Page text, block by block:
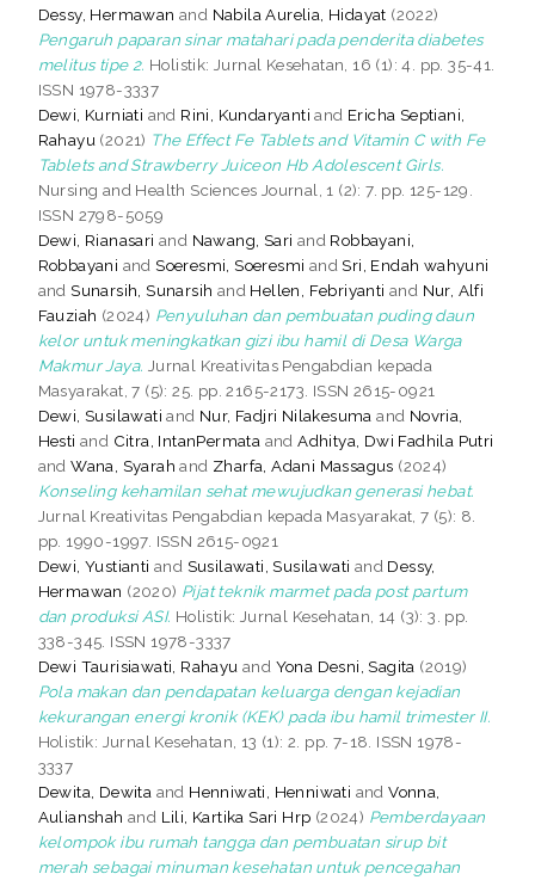
Dessy, Hermawan and Nabila Aurelia, Hidayat (2022)
Pengaruh paparan sinar matahari pada penderita diabetes
melitus tipe 2. Holistik: Jurnal Kesehatan, 16 (1): 4. pp. 35-41.
ISSN 1978-3337
Dewi, Kurniati and Rini, Kundaryanti and Ericha Septiani,
Rahayu (2021) The Effect Fe Tablets and Vitamin C with Fe
Tablets and Strawberry Juiceon Hb Adolescent Girls.
Nursing and Health Sciences Journal, 1 (2): 7. pp. 125-129.
ISSN 2798-5059
Dewi, Rianasari and Nawang, Sari and Robbayani,
Robbayani andSoeresmi, Soeresmi andSri, Endah wahyuni
andSunarsih, Sunarsih and Hellen, Febriyanti and Nur, Alfi
Fauziah (2024) Penyuluhan dan pembuatan puding daun
kelor untuk meningkatkan gizi ibu hamil di Desa Warga
Makmur Jaya. Jurnal Kreativitas Pengabdian kepada
Masyarakat, 7 (5): 25. pp. 2165-2173. ISSN 2615-0921
Dewi, Susilawati and Nur, Fadjri Nilakesuma and Novria,
Hesti and Citra, IntanPermata andAdhitya, Dwi Fadhila Putri
andWana, Syarah and Zharfa, Adani Massagus (2024)
Konseling kehamilan sehat mewujudkan generasi hebat.
Jurnal Kreativitas Pengabdian kepada Masyarakat, 7 (5): 8.
pp. 1990-1997. ISSN 2615-0921
Dewi, Yustianti and Susilawati, Susilawati and Dessy,
Hermawan (2020) Pijat teknik marmet pada post partum
dan produksi ASI. Holistik: Jurnal Kesehatan, 14 (3): 3. pp.
338-345. ISSN 1978-3337
Dewi Taurisiawati, Rahayu and Yona Desni, Sagita (2019)
Pola makan dan pendapatan keluarga dengan kejadian
kekurangan energi kronik (KEK) pada ibu hamil trimester II.
Holistik: Jurnal Kesehatan, 13 (1): 2. pp. 7-18. ISSN 1978-
3337
Dewita, Dewita and Henniwati, Henniwati andVonna,
Aulianshah and Lili, Kartika Sari Hrp (2024) Pemberdayaan
kelompok ibu rumah tangga dan pembuatan sirup bit
merah sebagai minuman kesehatan untuk pencegahan